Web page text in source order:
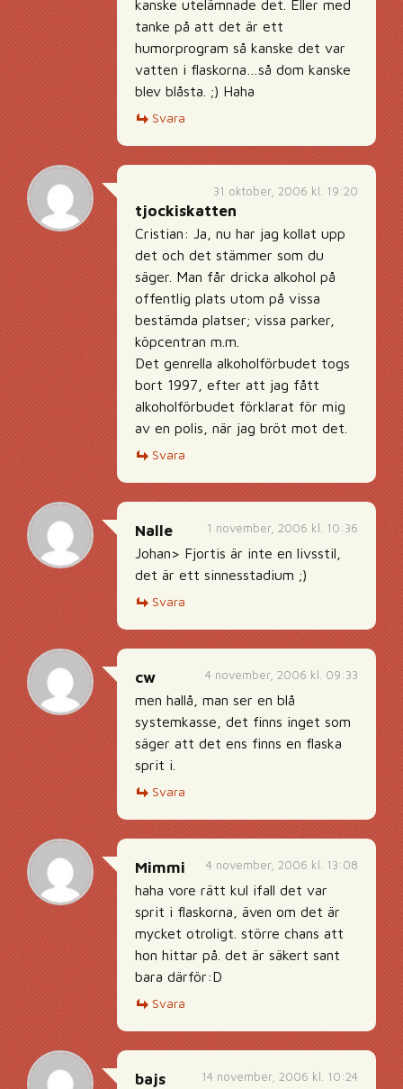
kanske utelämnade det. Eller med
tanke på att det är ett
humorprogram så kanske det var
vatten i flaskorna…så dom kanske
blev blåsta. ;) Haha
Svara
31 oktober, 2006 kl. 19:20
tjockiskatten
Cristian: Ja, nu har jag kollat upp
det och det stämmer som du
säger. Man får dricka alkohol på
offentlig plats utom på vissa
bestämda platser; vissa parker,
köpcentran m.m.
Det genrella alkoholförbudet togs
bort 1997, efter att jag fått
alkoholförbudet förklarat för mig
av en polis, när jag bröt mot det.
Svara
1 november, 2006 kl. 10:36
Nalle
Johan> Fjortis är inte en livsstil,
det är ett sinnesstadium ;)
Svara
4 november, 2006 kl. 09:33
cw
men hallå, man ser en blå
systemkasse, det finns inget som
säger att det ens finns en flaska
sprit i.
Svara
4 november, 2006 kl. 13:08
Mimmi
haha vore rätt kul ifall det var
sprit i flaskorna, även om det är
mycket otroligt. större chans att
hon hittar på. det är säkert sant
bara därför:D
Svara
14 november, 2006 kl. 10:24
bajs